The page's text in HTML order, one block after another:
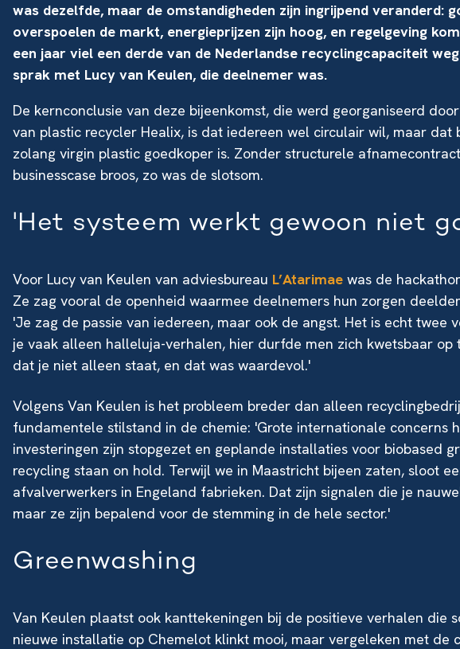
was dezelfde, maar de omstandigheden zijn ingrijpend veranderd:
overspoelen de markt, energieprijzen zijn hoog, en regelgeving
een jaar viel een derde van de Nederlandse recyclingcapaciteit
sprak met Lucy van Keulen, die deelnemer was.
De kernconclusie van deze bijeenkomst, die werd georganiseerd
van plastic recycler Healix, is dat iedereen wel circulair wil, maar dat
zolang virgin plastic goedkoper is. Zonder structurele
businesscase broos, zo was de slotsom.
'Het systeem werkt gewoon niet
Voor Lucy van Keulen van adviesbureau L’Atarimae was de
Ze zag vooral de openheid waarmee deelnemers hun zorgen
'Je zag de passie van iedereen, maar ook de angst. Het is echt twee
je vaak alleen halleluja-verhalen, hier durfde men zich kwetsbaar
dat je niet alleen staat, en dat was waardevol.'
Volgens Van Keulen is het probleem breder dan alleen
fundamentele stilstand in de chemie: 'Grote internationale concerns
investeringen zijn stopgezet en geplande installaties voor biobased
recycling staan on hold. Terwijl we in Maastricht bijeen zaten, sloot
afvalverwerkers in Engeland fabrieken. Dat zijn signalen die je
maar ze zijn bepalend voor de stemming in de hele sector.'
Greenwashing
Van Keulen plaatst ook kanttekeningen bij de positieve verhalen die
nieuwe installatie op Chemelot klinkt mooi, maar vergeleken met de